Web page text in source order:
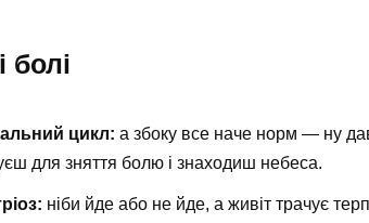
болі
цикл: а збоку все наче норм — ну
для зняття болю і знаходиш небеса.
ніби йде або не йде, а живіт трачує